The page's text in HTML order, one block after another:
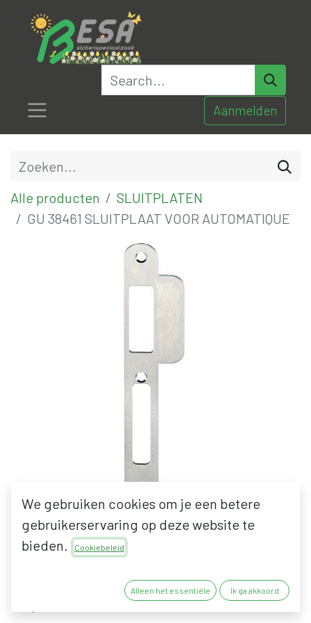
Aanmelden
Alle producten
SLUITPLATEN
GU 38461 SLUITPLAAT VOOR AUTOMATIQUE
GU 38461 SLUITPLAAT
VOOR AUTOMATIQUE
We gebruiken cookies om je een betere
gebruikerservaring op deze website te
bieden.
Cookiebeleid
Alleen het essentiële Ik ga akkoord